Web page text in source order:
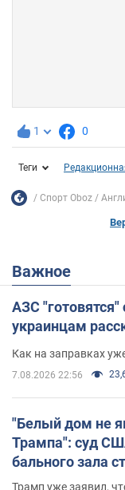
1 0
Теги
Спорт Oboz
Важное
АЗС
украинцам
Как на заправках
7.08.2026 22:56
"Белый дом не
Трампа": суд
бального зала
Трамп уже заявил,